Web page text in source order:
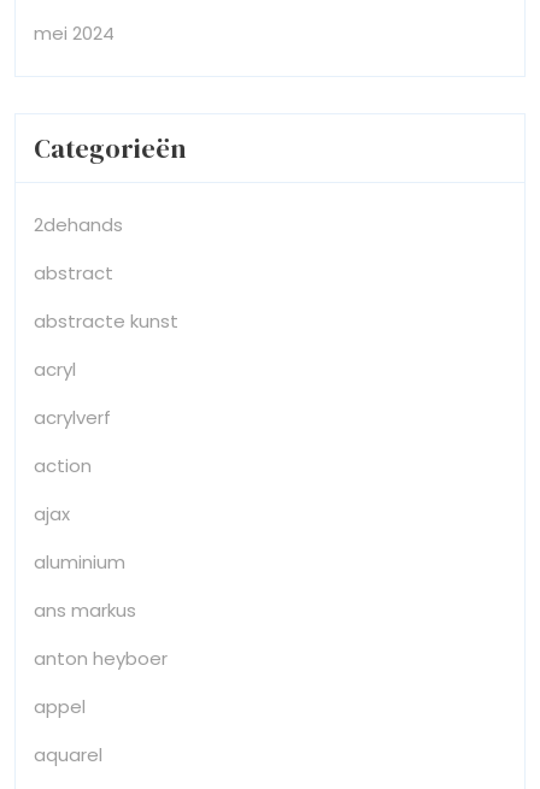
mei 2024
Categorieën
2dehands
abstract
abstracte kunst
acryl
acrylverf
action
ajax
aluminium
ans markus
anton heyboer
appel
aquarel